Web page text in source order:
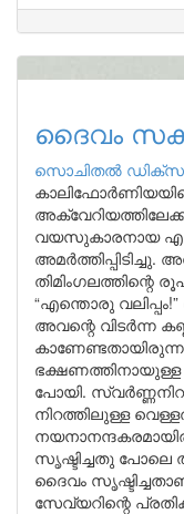
ദൈവം
സൊചിതൽ
വയസുകാരനായ
അമർത്തിപ്പിടിച്ചു.
“എന്തൊരു
അവന്റെ വിടർന്ന
ഭക്ഷണത്തിനായുള്ള
പോയി.
നിറത്തിലുള്ള
സൃഷ്ടിച്ചതു പോലെ
ദൈവം
സേവ്യറിന്റെ